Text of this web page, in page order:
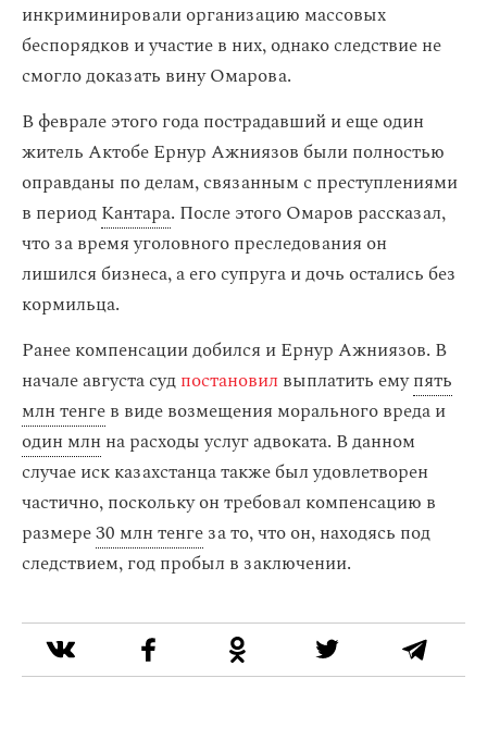
инкриминировали организацию массовых
беспорядков и участие в них, однако следствие не
смогло доказать вину Омарова.
В феврале этого года пострадавший и еще один
житель Актобе Ернур Ажниязов были полностью
оправданы по делам, связанным с преступлениями
в периодКантара. После этого Омаров рассказал,
что за время уголовного преследования он
лишился бизнеса, а его супруга и дочь остались без
кормильца.
Ранее компенсации добился и Ернур Ажниязов. В
начале августа судпостановил выплатить емупять
млн тенгев виде возмещения морального вреда и
один млн на расходы услуг адвоката. В данном
случае иск казахстанца также был удовлетворен
частично, поскольку он требовал компенсацию в
размере30 млн тенгеза то, что он, находясь под
следствием, год пробыл в заключении.